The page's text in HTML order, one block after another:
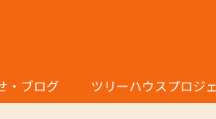
・ブログ ツリーハウスプロジ
概要